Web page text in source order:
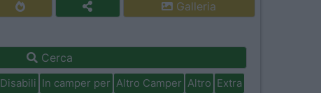
Galleria
Cerca
Disabili In camper per Altro Camper Altro Extra